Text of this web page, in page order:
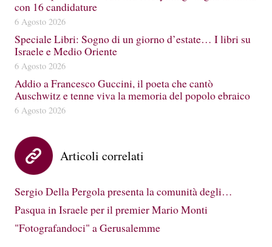
con 16 candidature
6 Agosto 2026
Speciale Libri: Sogno di un giorno d’estate… I libri su
Israele e Medio Oriente
6 Agosto 2026
Addio a Francesco Guccini, il poeta che cantò
Auschwitz e tenne viva la memoria del popolo ebraico
6 Agosto 2026
Articoli correlati
Sergio Della Pergola presenta la comunità degli…
Pasqua in Israele per il premier Mario Monti
"Fotografandoci" a Gerusalemme